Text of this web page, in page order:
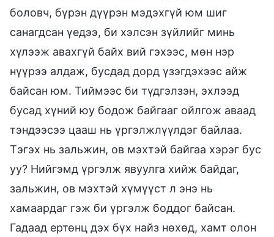
боловч, бүрэн дүүрэн мэдэхгүй юм шиг
санагдсан үедээ, би хэлсэн зүйлийг минь
хүлээж авахгүй байх вий гэхээс, мөн нэр
нүүрээ алдаж, бусдад дорд үзэгдэхээс айж
байсан юм. Тиймээс би түдгэлзэн, эхлээд
бусад хүний юу бодож байгааг ойлгож аваад
тэндээсээ цааш нь үргэлжлүүлдэг байлаа.
Тэгэх нь зальжин, ов мэхтэй байгаа хэрэг бус
уу? Нийгэмд үргэлж явуулга хийж байдаг,
зальжин, ов мэхтэй хүмүүст л энэ нь
хамаардаг гэж би үргэлж боддог байсан.
Гадаад ертөнц дэх бүх найз нөхөд, хамт олон